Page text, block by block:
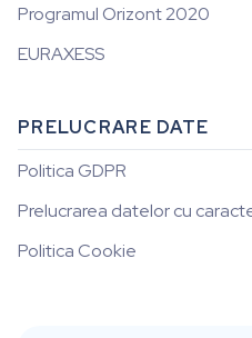
Programul Orizont 2020
EURAXESS
PRELUCRARE DATE
Politica GDPR
Prelucrarea datelor cu
Politica Cookie